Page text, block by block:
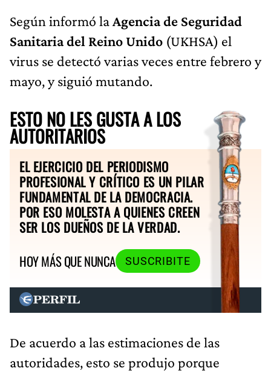
Según informó laAgencia de Seguridad
Sanitaria del Reino Unido (UKHSA) el
virus se detectó varias veces entre febrero y
mayo, y siguió mutando.
ESTO NO LES GUSTA A LOS
AUTORITARIOS
EL EJERCICIO DEL PERIODISMO
PROFESIONAL Y CRÍTICO ES UN PILAR
FUNDAMENTAL DE LA DEMOCRACIA.
POR ESO MOLESTA A QUIENES CREEN
SER LOS DUEÑOS DE LA VERDAD.
HOY MÁS QUE NUNCA
SUSCRIBITE
De acuerdo a las estimaciones de las
autoridades, esto se produjo porque